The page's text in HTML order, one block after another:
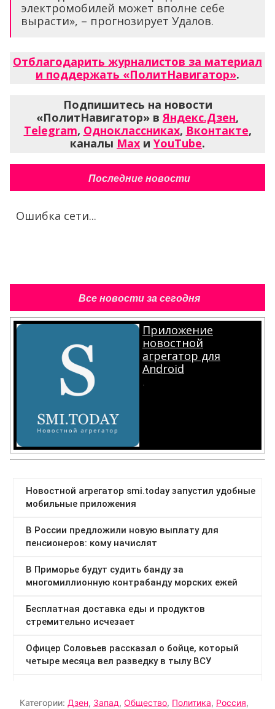
электромобилей может вполне себе
вырасти», – прогнозирует Удалов.
Отблагодарить журналистов за материал
и поддержать «ПолитНавигатор».
Подпишитесь на новости
«ПолитНавигатор» вЯндекс.Дзен,
Telegram, Одноклассниках, Вконтакте,
каналы Max и YouTube.
Последние новости
Ошибка сети...
Все новости за сегодня
Приложение
новостной
агрегатор для
Android
.
Категории: Дзен, Запад, Общество, Политика, Россия,